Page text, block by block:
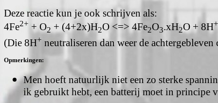
Deze reactie kun je ook schrijven als:
4Fe2+ + O2 + (4+2x)H2O <=> 4Fe2O3.xH2O + 8H+
(Die 8H+ neutraliseren dan weer de
Opmerkingen:
Men hoeft natuurlijk niet een zo sterke
ik gebruikt hebt, een batterij moet in principe